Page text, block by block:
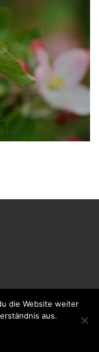
vorbehalten
die Website weiter
aus.